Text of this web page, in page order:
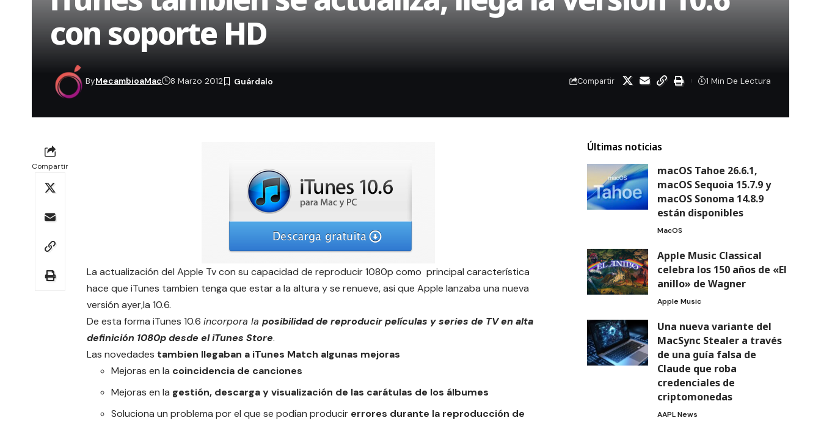
con soporte HD
ByMecambioaMac 8 Marzo 2012 Compartir 1 Min De Lectura
Compartir
La actualización del Apple Tv con su capacidad de reproducir 1080p como principal característica
hace que iTunes tambien tenga que estar a la altura y se renueve, asi que Apple lanzaba una nueva
versión ayer,la 10.6.
De esta forma iTunes 10.6 incorpora la posibilidad de reproducir películas y series de TV en alta
definición 1080p desde el iTunes Store.
Las novedades tambien llegaban a iTunes Match algunas mejoras
Mejoras en la coincidencia de canciones
Mejoras en la gestión, descarga y visualización de las carátulas de los álbumes
Soluciona un problema por el que se podían producir errores durante la reproducción de
Últimas noticias
macOS Tahoe 26.6.1,
macOS Sequoia 15.7.9 y
macOS Sonoma 14.8.9
están disponibles
MacOS
Apple Music Classical
celebra los 150 años de «El
anillo» de Wagner
Apple Music
Una nueva variante del
MacSync Stealer a través
de una guía falsa de
Claude que roba
credenciales de
criptomonedas
AAPL News